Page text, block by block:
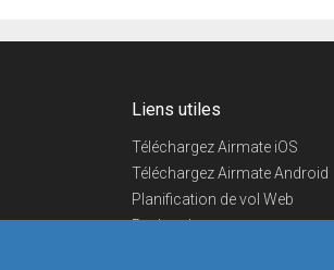
Liens utiles
Téléchargez Airmate iOS
Téléchargez Airmate Android
Planification de vol Web
Recherche